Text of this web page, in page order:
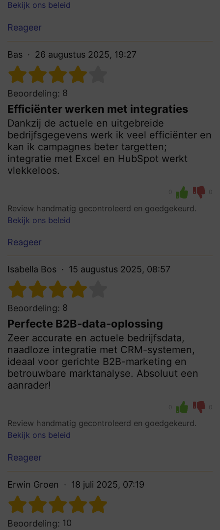
Bekijk ons beleid
Reageer
Bas 26 augustus 2025, 19:27
Beoordeling: 8
Efficiënter werken met integraties
Dankzij de actuele en uitgebreide
bedrijfsgegevens werk ik veel efficiënter en
kan ik campagnes beter targetten;
integratie met Excel en HubSpot werkt
vlekkeloos.
0 0
Review handmatig gecontroleerd en goedgekeurd.
Bekijk ons beleid
Reageer
Isabella Bos 15 augustus 2025, 08:57
Beoordeling: 8
Perfecte B2B-data-oplossing
Zeer accurate en actuele bedrijfsdata,
naadloze integratie met CRM-systemen,
ideaal voor gerichte B2B-marketing en
betrouwbare marktanalyse. Absoluut een
aanrader!
0 0
Review handmatig gecontroleerd en goedgekeurd.
Bekijk ons beleid
Reageer
Erwin Groen 18 juli 2025, 07:19
Beoordeling: 10